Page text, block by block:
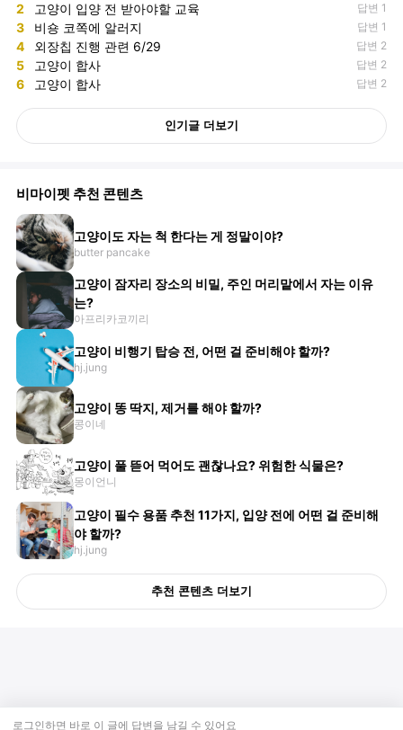
2 고양이 입양 전 받아야할 교육 답변 1
3 비숑 코쪽에 알러지 답변 1
4 외장칩 진행 관련 6/29 답변 2
5 고양이 합사 답변 2
6 고양이 합사 답변 2
인기글 더보기
비마이펫 추천 콘텐츠
고양이도 자는 척 한다는 게 정말이야?
butter pancake
고양이 잠자리 장소의 비밀, 주인 머리맡에서 자는 이유
는?
아프리카코끼리
고양이 비행기 탑승 전, 어떤 걸 준비해야 할까?
hj.jung
고양이 똥 딱지, 제거를 해야 할까?
콩이네
고양이 풀 뜯어 먹어도 괜찮나요? 위험한 식물은?
몽이언니
고양이 필수 용품 추천 11가지, 입양 전에 어떤 걸 준비해
야 할까?
hj.jung
추천 콘텐츠 더보기
로그인하면 바로 이 글에 답변 을 남길 수 있어요